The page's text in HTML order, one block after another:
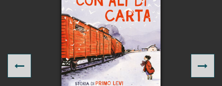
Previous